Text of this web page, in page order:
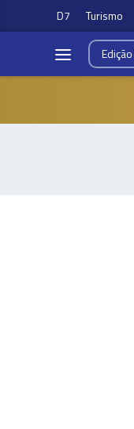
D7 Turismo
Edição